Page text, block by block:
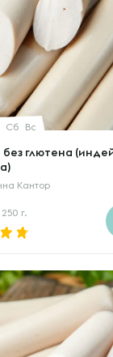
Сб Вс
без глютена
Кантор
г.